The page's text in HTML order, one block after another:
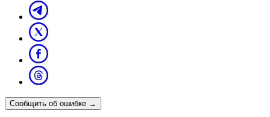
Сообщить об ошибке →